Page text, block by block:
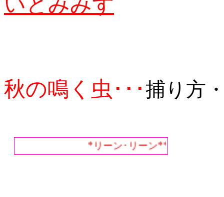
秋の鳴く虫･･･捕り方
*リーン･リーン**チン･チロリ